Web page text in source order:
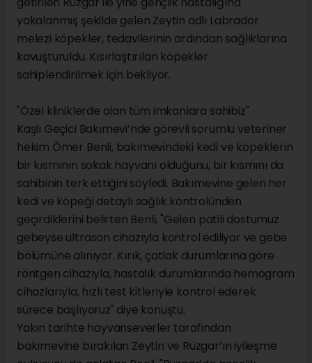
yakalanmış şekilde gelen Zeytin adlı Labrador
melezi köpekler, tedavilerinin ardından sağlıklarına
kavuşturuldu. Kısırlaştırılan köpekler
sahiplendirilmek için bekliyor.
"Özel kliniklerde olan tüm imkanlara sahibiz"
Kaşlı Geçici Bakımevi’nde görevli sorumlu veteriner
hekim Ömer Benli, bakımevindeki kedi ve köpeklerin
bir kısmının sokak hayvanı olduğunu, bir kısmını da
sahibinin terk ettiğini söyledi. Bakımevine gelen her
kedi ve köpeği detaylı sağlık kontrolünden
geçirdiklerini belirten Benli, "Gelen patili dostumuz
gebeyse ultrason cihazıyla kontrol ediliyor ve gebe
bölümüne alınıyor. Kırık, çatlak durumlarına göre
röntgen cihazıyla, hastalık durumlarında hemogram
cihazlarıyla, hızlı test kitleriyle kontrol ederek
sürece başlıyoruz" diye konuştu.
Yakın tarihte hayvanseverler tarafından
bakımevine bırakılan Zeytin ve Rüzgar’ın iyileşme